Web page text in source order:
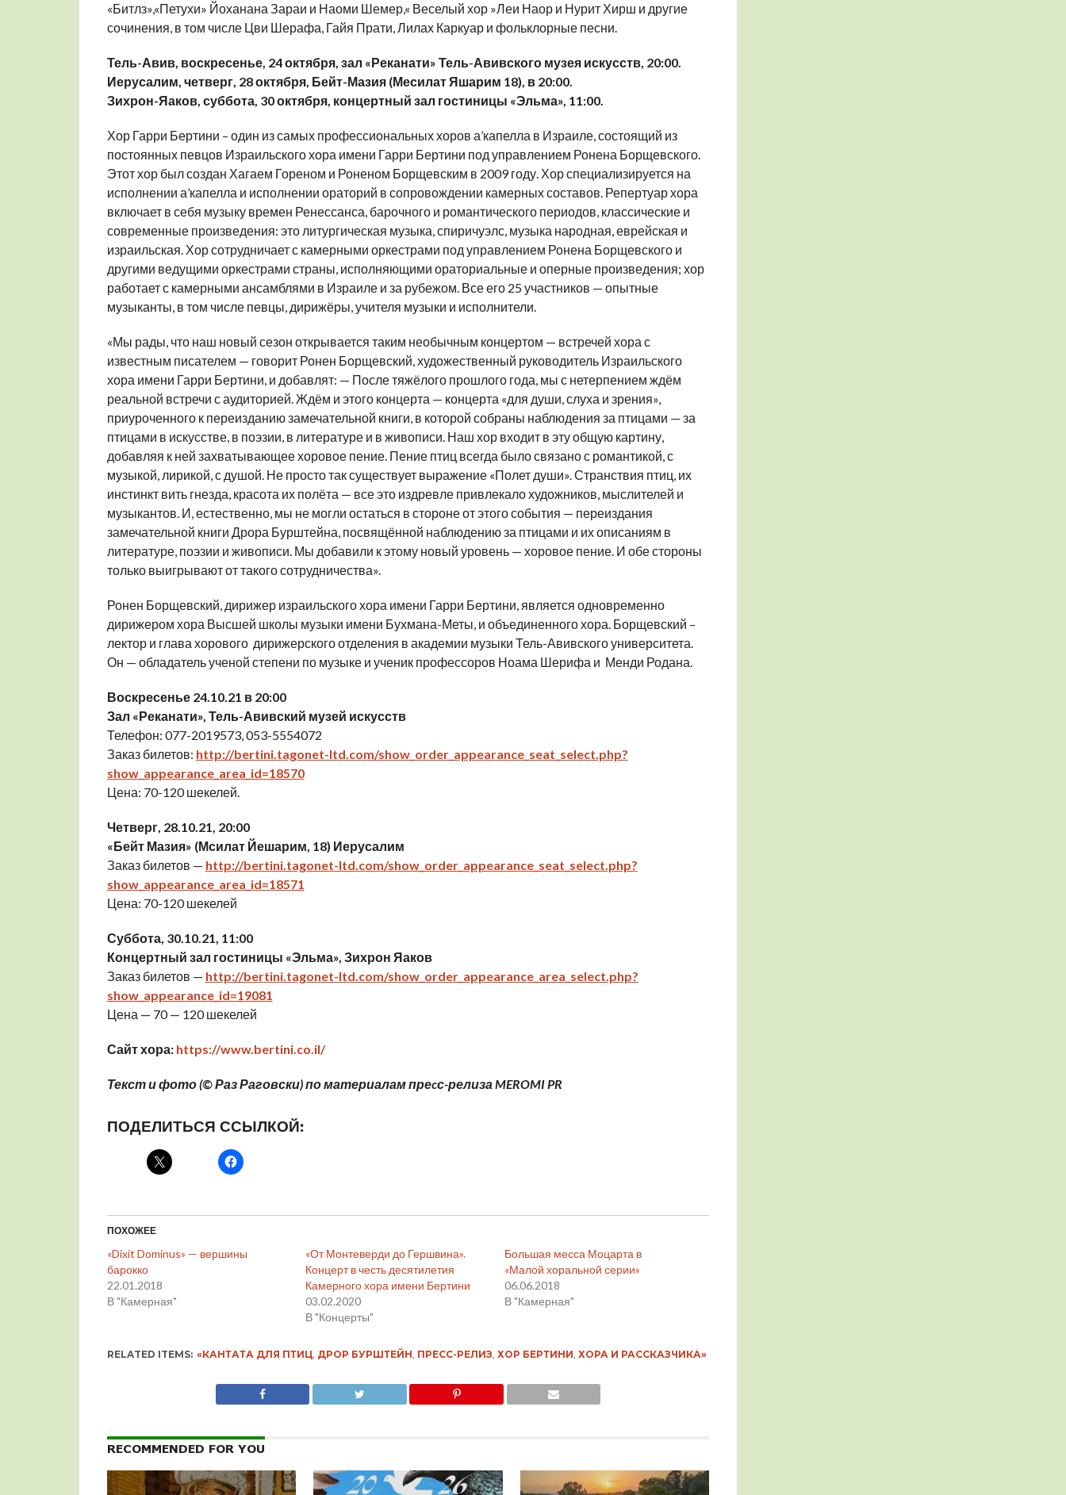
«Битлз»,«Петухи» Йоханана Зараи и Наоми Шемер,« Веселый хор »Леи Наор и Нурит Хирш и другие
сочинения, в том числе Цви Шерафа, Гайя Прати, Лилах Каркуар и фольклорные песни.
Тель-Авив, воскресенье, 24 октября, зал «Реканати» Тель-Авивского музея искусств, 20:00.
Иерусалим, четверг, 28 октября, Бейт-Мазия (Месилат Яшарим 18), в 20:00.
Зихрон-Яаков, суббота, 30 октября, концертный зал гостиницы «Эльма», 11:00.
Хор Гарри Бертини – один из самых профессиональных хоров а’капелла в Израиле, состоящий из
постоянных певцов Израильского хора имени Гарри Бертини под управлением Ронена Борщевского.
Этот хор был создан Хагаем Гореном и Роненом Борщевским в 2009 году. Хор специализируется на
исполнении а’капелла и исполнении ораторий в сопровождении камерных составов. Репертуар хора
включает в себя музыку времен Ренессанса, барочного и романтического периодов, классические и
современные произведения: это литургическая музыка, спиричуэлс, музыка народная, еврейская и
израильская. Хор сотрудничает с камерными оркестрами под управлением Ронена Борщевского и
другими ведущими оркестрами страны, исполняющими ораториальные и оперные произведения; хор
работает с камерными ансамблями в Израиле и за рубежом. Все его 25 участников — опытные
музыканты, в том числе певцы, дирижёры, учителя музыки и исполнители.
«Мы рады, что наш новый сезон открывается таким необычным концертом — встречей хора с
известным писателем — говорит Ронен Борщевский, художественный руководитель Израильского
хора имени Гарри Бертини, и добавлят: — После тяжёлого прошлого года, мы с нетерпением ждём
реальной встречи с аудиторией. Ждём и этого концерта — концерта «для души, слуха и зрения»,
приуроченного к переизданию замечательной книги, в которой собраны наблюдения за птицами — за
птицами в искусстве, в поэзии, в литературе и в живописи. Наш хор входит в эту общую картину,
добавляя к ней захватывающее хоровое пение. Пение птиц всегда было связано с романтикой, с
музыкой, лирикой, с душой. Не просто так существует выражение «Полет души». Странствия птиц, их
инстинкт вить гнезда, красота их полёта — все это издревле привлекало художников, мыслителей и
музыкантов. И, естественно, мы не могли остаться в стороне от этого события — переиздания
замечательной книги Дрора Бурштейна, посвящённой наблюдению за птицами и их описаниям в
литературе, поэзии и живописи. Мы добавили к этому новый уровень — хоровое пение. И обе стороны
только выигрывают от такого сотрудничества».
Ронен Борщевский, дирижер израильского хора имени Гарри Бертини, является одновременно
дирижером хора Высшей школы музыки имени Бухмана-Меты, и объединенного хора. Борщевский –
лектор и глава хорового дирижерского отделения в академии музыки Тель-Авивского университета.
Он — обладатель ученой степени по музыке и ученик профессоров Ноама Шерифа и Менди Родана.
Воскресенье 24.10.21 в 20:00
Зал «Реканати», Тель-Авивский музей искусств
Телефон: 077-2019573, 053-5554072
Заказ билетов: http://bertini.tagonet-ltd.com/show_order_appearance_seat_select.php?
show_appearance_area_id=18570
Цена: 70-120 шекелей.
Четверг, 28.10.21, 20:00
«Бейт Мазия» (Мсилат Йешарим, 18) Иерусалим
Заказ билетов — http://bertini.tagonet-ltd.com/show_order_appearance_seat_select.php?
show_appearance_area_id=18571
Цена: 70-120 шекелей
Суббота, 30.10.21, 11:00
Концертный зал гостиницы «Эльма», Зихрон Яаков
Заказ билетов — http://bertini.tagonet-ltd.com/show_order_appearance_area_select.php?
show_appearance_id=19081
Цена — 70 — 120 шекелей
Сайт хора: https://www.bertini.co.il/
Текст и фото(©Раз Раговски)по материалам преcс-релиза MEROMI PR
ПОДЕЛИТЬСЯ ССЫЛКОЙ:
ПОХОЖЕЕ
«Dixit Dominus» — вершины
барокко
22.01.2018
В "Камерная"
«От Монтеверди до Гершвина».
Концерт в честь десятилетия
Камерного хора имени Бертини
03.02.2020
В "Концерты"
Большая месса Моцарта в
«Малой хоральной серии»
06.06.2018
В "Камерная"
RELATED ITEMS: «КАНТАТА ДЛЯ ПТИЦ, ДРОР БУРШТЕЙН ПРЕСС-РЕЛИЗ ХОР БЕРТИНИ ХОРА И РАССКАЗЧИКА»
RECOMMENDED FOR YOU